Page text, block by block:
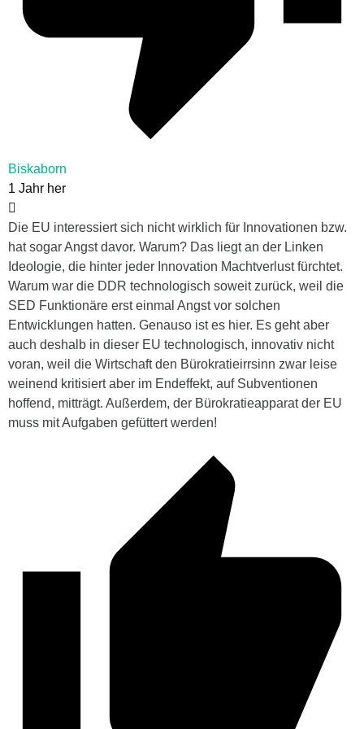
Biskaborn
1 Jahr her
Die EU interessiert sich nicht wirklich für Innovationen bzw.
hat sogar Angst davor. Warum? Das liegt an der Linken
Ideologie, die hinter jeder Innovation Machtverlust fürchtet.
Warum war die DDR technologisch soweit zurück, weil die
SED Funktionäre erst einmal Angst vor solchen
Entwicklungen hatten. Genauso ist es hier. Es geht aber
auch deshalb in dieser EU technologisch, innovativ nicht
voran, weil die Wirtschaft den Bürokratieirrsinn zwar leise
weinend kritisiert aber im Endeffekt, auf Subventionen
hoffend, mitträgt. Außerdem, der Bürokratieapparat der EU
muss mit Aufgaben gefüttert werden!